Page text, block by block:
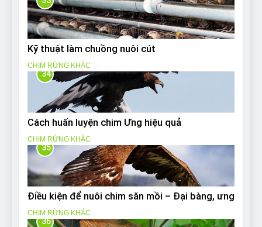
Kỹ thuật làm chuồng nuôi cút
CHIM RỪNG KHÁC
34
Cách huấn luyện chim Ưng hiệu quả
CHIM RỪNG KHÁC
35
Điều kiện để nuôi chim săn mồi – Đại bàng, ưng
CHIM RỪNG KHÁC
36